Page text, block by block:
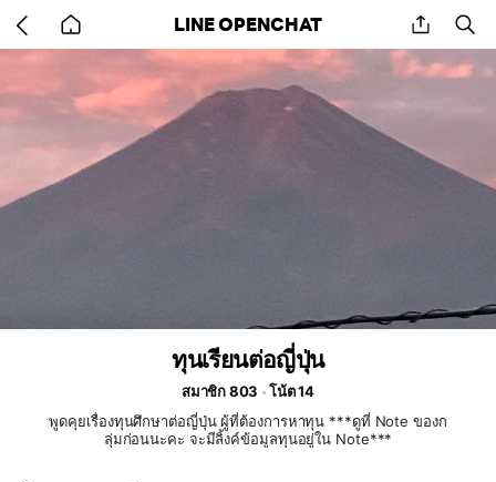
back
to
LINE OPENCHAT share
ทุนเรียนต่อญี่ปุ่น
สมาชิก 803
โน้ต 14
พูดคุยเรื่องทุนศึกษาต่อญี่ปุ่น ผู้ที่ต้องการหาทุน ***ดูที่ Note ของก
ลุ่มก่อนนะคะ จะมีลิ้งค์ข้อมูลทุนอยู่ใน Note***